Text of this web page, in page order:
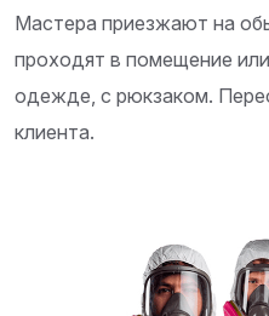
Мастера приезжают на
проходят в помещение
одежде, с рюкзаком.
клиента.